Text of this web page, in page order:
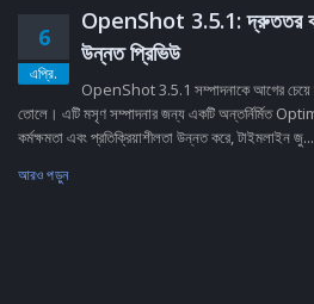
6
এপ্রি.
OpenShot 3.5.1: দ্রুততর
উন্নত প্রিভিউ
OpenShot 3.5.1 সম্পাদনাকে আগের চেয়ে
তোলে। এটি মসৃণ সম্পাদনার জন্য একটি অন্তর্নির্মিত
কর্মক্ষমতা এবং প্রতিক্রিয়াশীলতা উন্নত করে, টাইমলাইন
আরও পড়ুন